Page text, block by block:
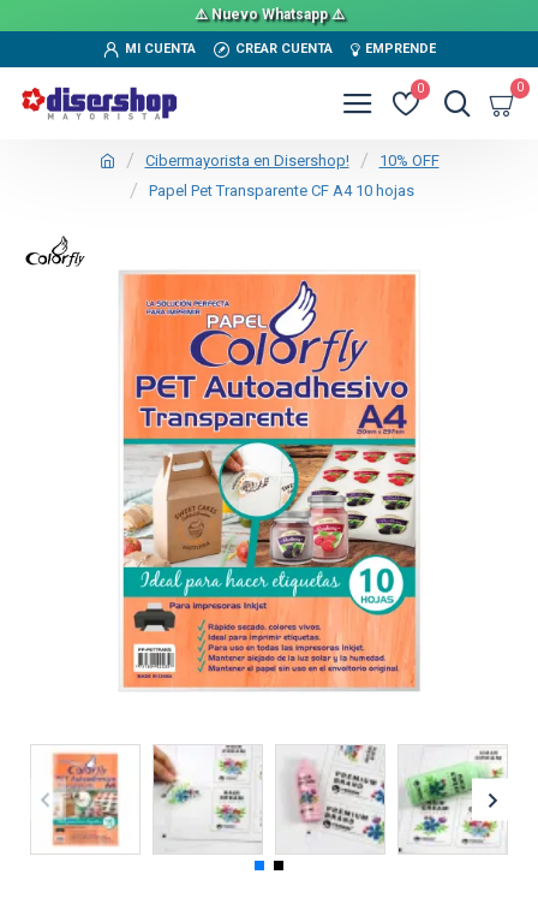
⚠️ Nuevo Whatsapp ⚠️
MI CUENTA CREAR CUENTA EMPRENDE
0 0
Cibermayorista en Disershop!
10% OFF
Papel Pet Transparente CF A4 10 hojas
TEXTTRANSPARENTE